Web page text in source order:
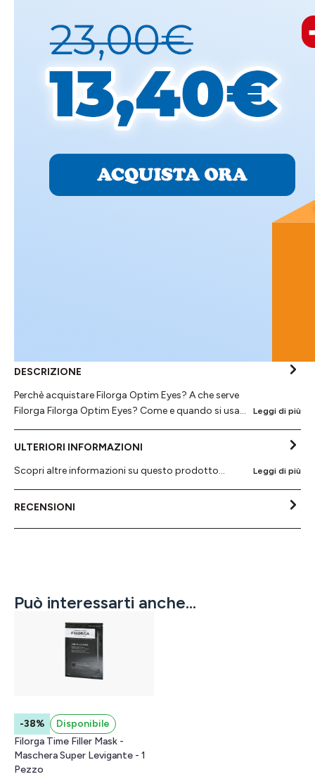
DESCRIZIONE
Perchè acquistare Filorga Optim Eyes? A che serve
Filorga Filorga Optim Eyes? Come e quando si usa…
Leggi di più
ULTERIORI INFORMAZIONI
Scopri altre informazioni su questo prodotto...
Leggi di più
RECENSIONI
Può interessarti anche...
-38%
Disponibile
Filorga Time Filler Mask -
Maschera Super Levigante - 1
Pezzo